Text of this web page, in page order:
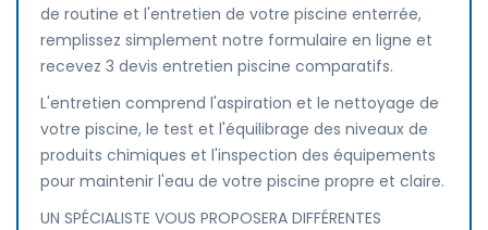
de routine et l'entretien de votre piscine enterrée,
remplissez simplement notre formulaire en ligne et
recevez 3 devis entretien piscine comparatifs.
L'entretien comprend l'aspiration et le nettoyage de
votre piscine, le test et l'équilibrage des niveaux de
produits chimiques et l'inspection des équipements
pour maintenir l'eau de votre piscine propre et claire.
UN SPÉCIALISTE VOUS PROPOSERA DIFFÉRENTES